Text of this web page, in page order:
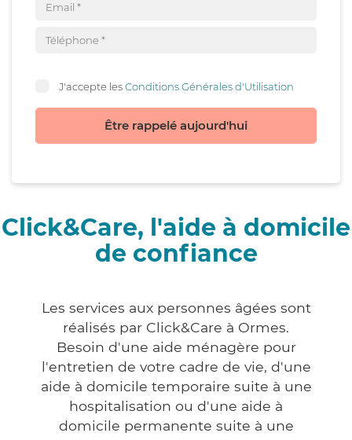
J'accepte lesConditions Générales d'Utilisation
Être rappelé aujourd'hui
Click&Care, l'aide à domicile
de confiance
Les services aux personnes âgées sont
réalisés par Click&Care à Ormes.
Besoin d'une aide ménagère pour
l'entretien de votre cadre de vie, d'une
aide à domicile temporaire suite à une
hospitalisation ou d'une aide à
domicile permanente suite à une